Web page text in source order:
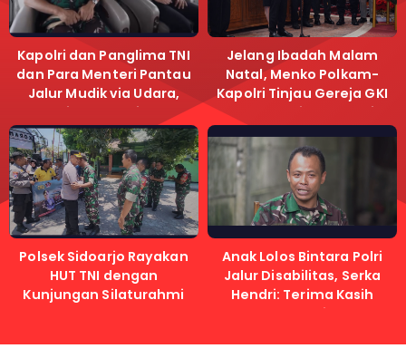
Kapolri dan Panglima TNI
dan Para Menteri Pantau
Jalur Mudik via Udara,
Pastikan Lalu Lintas
Lancar
Jelang Ibadah Malam
Natal, Menko Polkam-
Kapolri Tinjau Gereja GKI
Samanhudi dan Gereja
Immanuel
Polsek Sidoarjo Rayakan
HUT TNI dengan
Kunjungan Silaturahmi
Anak Lolos Bintara Polri
Jalur Disabilitas, Serka
Hendri: Terima Kasih
Kapolri